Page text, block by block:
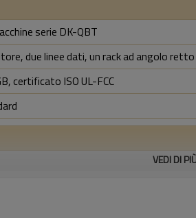
serie DK-QBT
due linee dati, un rack ad angolo
certificato ISO UL-FCC
VEDI DI